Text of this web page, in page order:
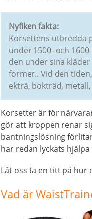
Nyfiken fakta:
Korsettens utbredda
under 1500- och
den under sina
former.. Vid den
ekträ, bokträd,
Korsetter är för
gör att kroppen renar
bantningslösning
har redan lyckats
Låt oss ta en titt på hur
Vad är